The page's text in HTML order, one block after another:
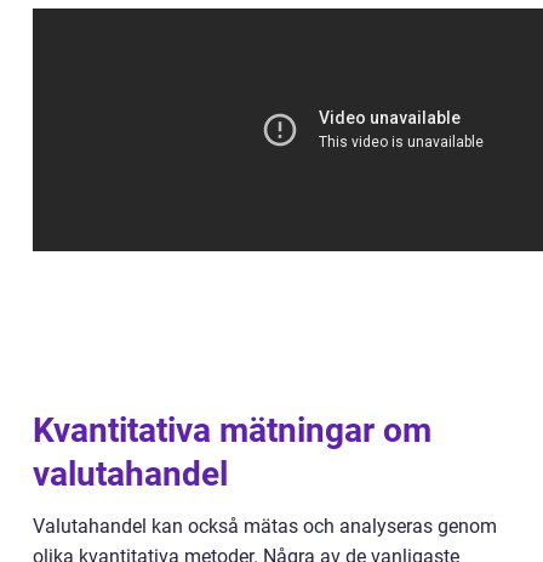
Kvantitativa mätningar om
valutahandel
Valutahandel kan också mätas och analyseras genom
olika kvantitativa metoder. Några av de vanligaste